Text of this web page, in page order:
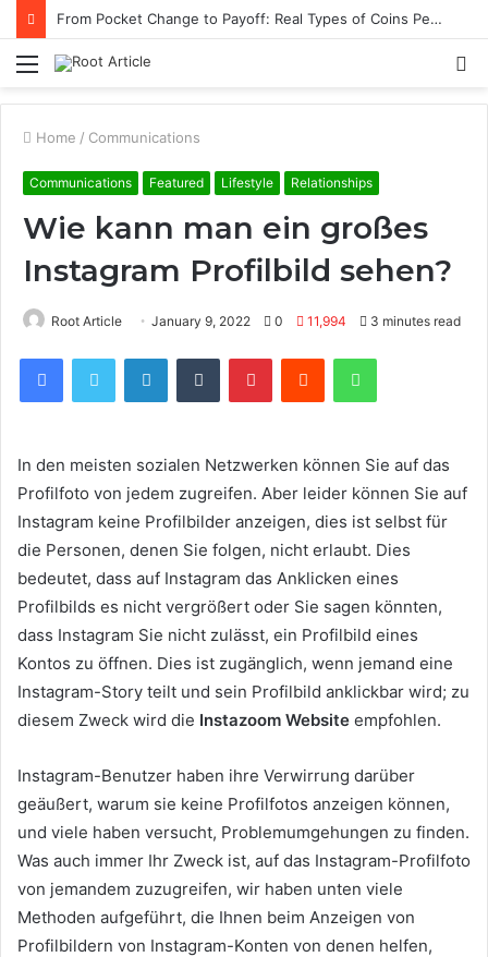
From Pocket Change to Payoff: Real Types of Coins People Commonly Sell at Appraisal Events
Menu
Home / Communications
Communications Featured Lifestyle Relationships
Wie kann man ein großes
Instagram Profilbild sehen?
Root Article January 9, 2022 0 11,994 3 minutes read
FacebookTwitter LinkedInTumblr PinterestReddit WhatsApp
In den meisten sozialen Netzwerken können Sie auf das
Profilfoto von jedem zugreifen. Aber leider können Sie auf
Instagram keine Profilbilder anzeigen, dies ist selbst für
die Personen, denen Sie folgen, nicht erlaubt. Dies
bedeutet, dass auf Instagram das Anklicken eines
Profilbilds es nicht vergrößert oder Sie sagen könnten,
dass Instagram Sie nicht zulässt, ein Profilbild eines
Kontos zu öffnen. Dies ist zugänglich, wenn jemand eine
Instagram-Story teilt und sein Profilbild anklickbar wird; zu
diesem Zweck wird die Instazoom Website empfohlen.
Instagram-Benutzer haben ihre Verwirrung darüber
geäußert, warum sie keine Profilfotos anzeigen können,
und viele haben versucht, Problemumgehungen zu finden.
Was auch immer Ihr Zweck ist, auf das Instagram-Profilfoto
von jemandem zuzugreifen, wir haben unten viele
Methoden aufgeführt, die Ihnen beim Anzeigen von
Profilbildern von Instagram-Konten von denen helfen,